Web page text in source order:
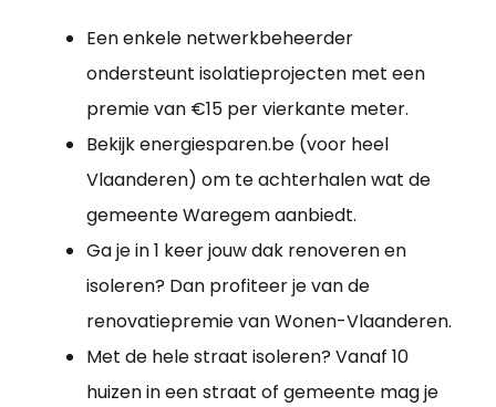
Een enkele netwerkbeheerder
ondersteunt isolatieprojecten met een
premie van €15 per vierkante meter.
Bekijk energiesparen.be (voor heel
Vlaanderen) om te achterhalen wat de
gemeente Waregem aanbiedt.
Ga je in 1 keer jouw dak renoveren en
isoleren? Dan profiteer je van de
renovatiepremie van Wonen-Vlaanderen.
Met de hele straat isoleren? Vanaf 10
huizen in een straat of gemeente mag je